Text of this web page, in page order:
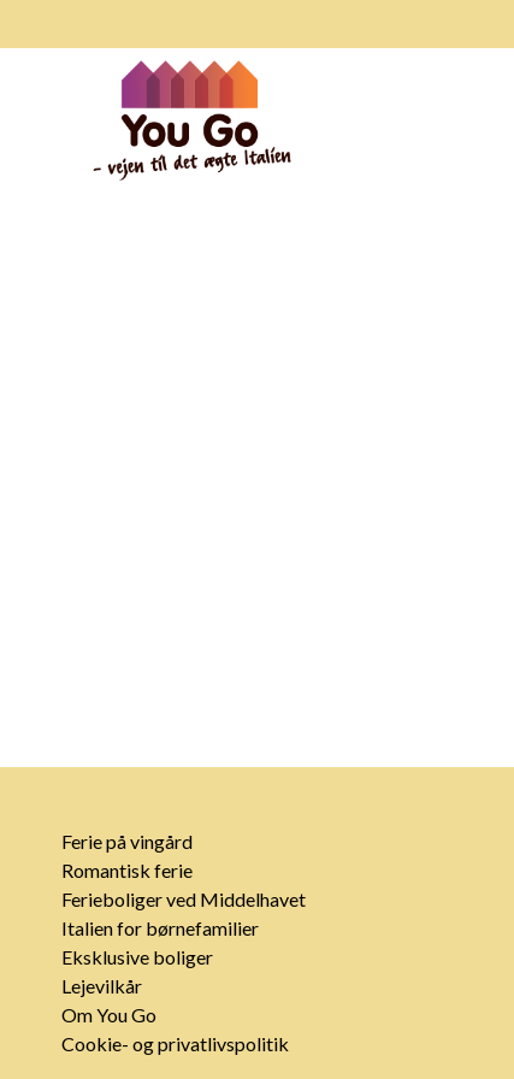
Ferie på vingård
Romantisk ferie
Ferieboliger ved Middelhavet
Italien for børnefamilier
Eksklusive boliger
Lejevilkår
Om You Go
Cookie- og privatlivspolitik